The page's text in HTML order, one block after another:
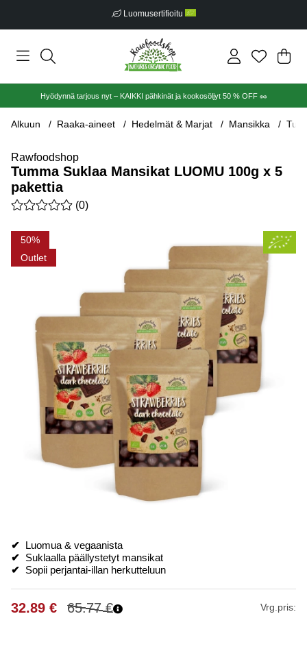
Ilmainen toimitus alkaen €30
.
Hyödynnä tarjous nyt – KAIKKI pähkinät ja kookosöljyt 50 % OFF 🥜
Alkuun Raaka-aineet Hedelmät & Marjat Mansikka
Rawfoodshop
Tumma Suklaa Mansikat LUOMU 100g x 5
pakettia
Keskiarvoluokitus 0 / 5 Arvioiden määrä 0
(0)
50
Outlet
Tuotekuvat Tumma Suklaa Mansikat LUOMU 100g x 5 pakettia
✔
Luomua & vegaanista
✔ Suklaalla päällystetyt mansikat
✔ Sopii perjantai-illan herkutteluun
65.77€
32.89 € Vrg.pris: